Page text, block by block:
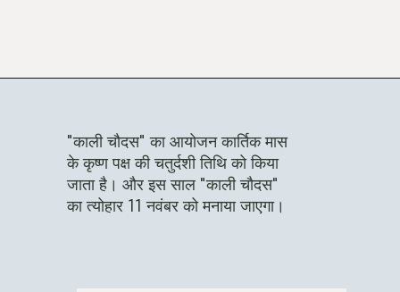
"काली चौदस" का आयोजन कार्तिक मास
के कृष्ण पक्ष की चतुर्दशी तिथि को किया
जाता है। और इस साल "काली चौदस"
का त्योहार 11 नवंबर को मनाया जाएगा।